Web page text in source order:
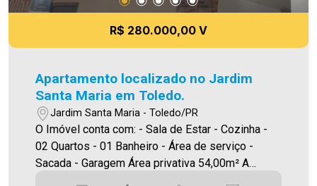
R$ 280.000,00 V
Apartamento localizado no Jardim
Santa Maria em Toledo.
Jardim Santa Maria - Toledo/PR
O Imóvel conta com: - Sala de Estar - Cozinha -
02 Quartos - 01 Banheiro - Área de serviço -
Sacada - Garagem Área privativa 54,00m² A